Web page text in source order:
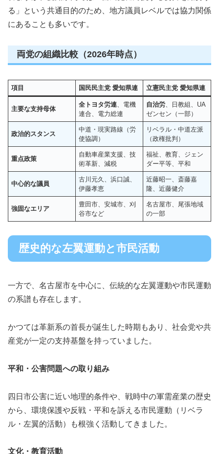
る」という共通目的のため、地方議員レベルでは協力関係
にあることも多いです。
両党の組織比較（2026年時点）
項目 国民民主党 愛知県連 立憲民主党 愛知県連
主要な支持母体
全トヨタ労連 、電機
連合、電力総連
自治労 、日教組、UA
ゼンセン（一部）
政治的スタンス
中道・現実路線（労
使協調）
リベラル・中道左派
（政権批判）
重点政策
自動車産業支援、技
術革新、減税
福祉、教育、ジェン
ダー平等、平和
中心的な議員
古川元久、浜口誠、
伊藤孝恵
近藤昭一、斎藤嘉
隆、近藤健介
強固なエリア
豊田市、安城市、刈
谷市など
名古屋市、尾張地域
の一部
歴史的な左翼運動と市民活動
一方で、名古屋市を中心に、伝統的な左翼運動や市民運動
の系譜も存在します。
かつては革新系の首長が誕生した時期もあり、社会党や共
産党が一定の支持基盤を持っていました。
平和・公害問題への取り組み
四日市公害に近い地理的条件や、戦時中の軍需産業の歴史
から、環境保護や反戦・平和を訴える市民運動（リベラ
ル・左翼的活動）も根強く活動してきました。
文化・教育活動